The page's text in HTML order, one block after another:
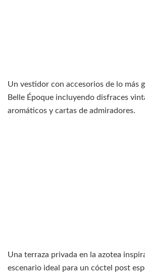
Un vestidor con accesorios de lo más
Belle Époque incluyendo disfraces
aromáticos y cartas de admiradores.
Una terraza privada en la azotea
escenario ideal para un cóctel post